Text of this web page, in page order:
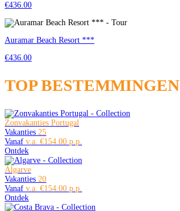
€436.00
Auramar Beach Resort ***
€436.00
TOP BESTEMMINGEN
Zonvakanties Portugal
Vakanties 25
Vanaf
€154.00
Ontdek
Algarve
Vakanties 20
Vanaf
€154.00
Ontdek